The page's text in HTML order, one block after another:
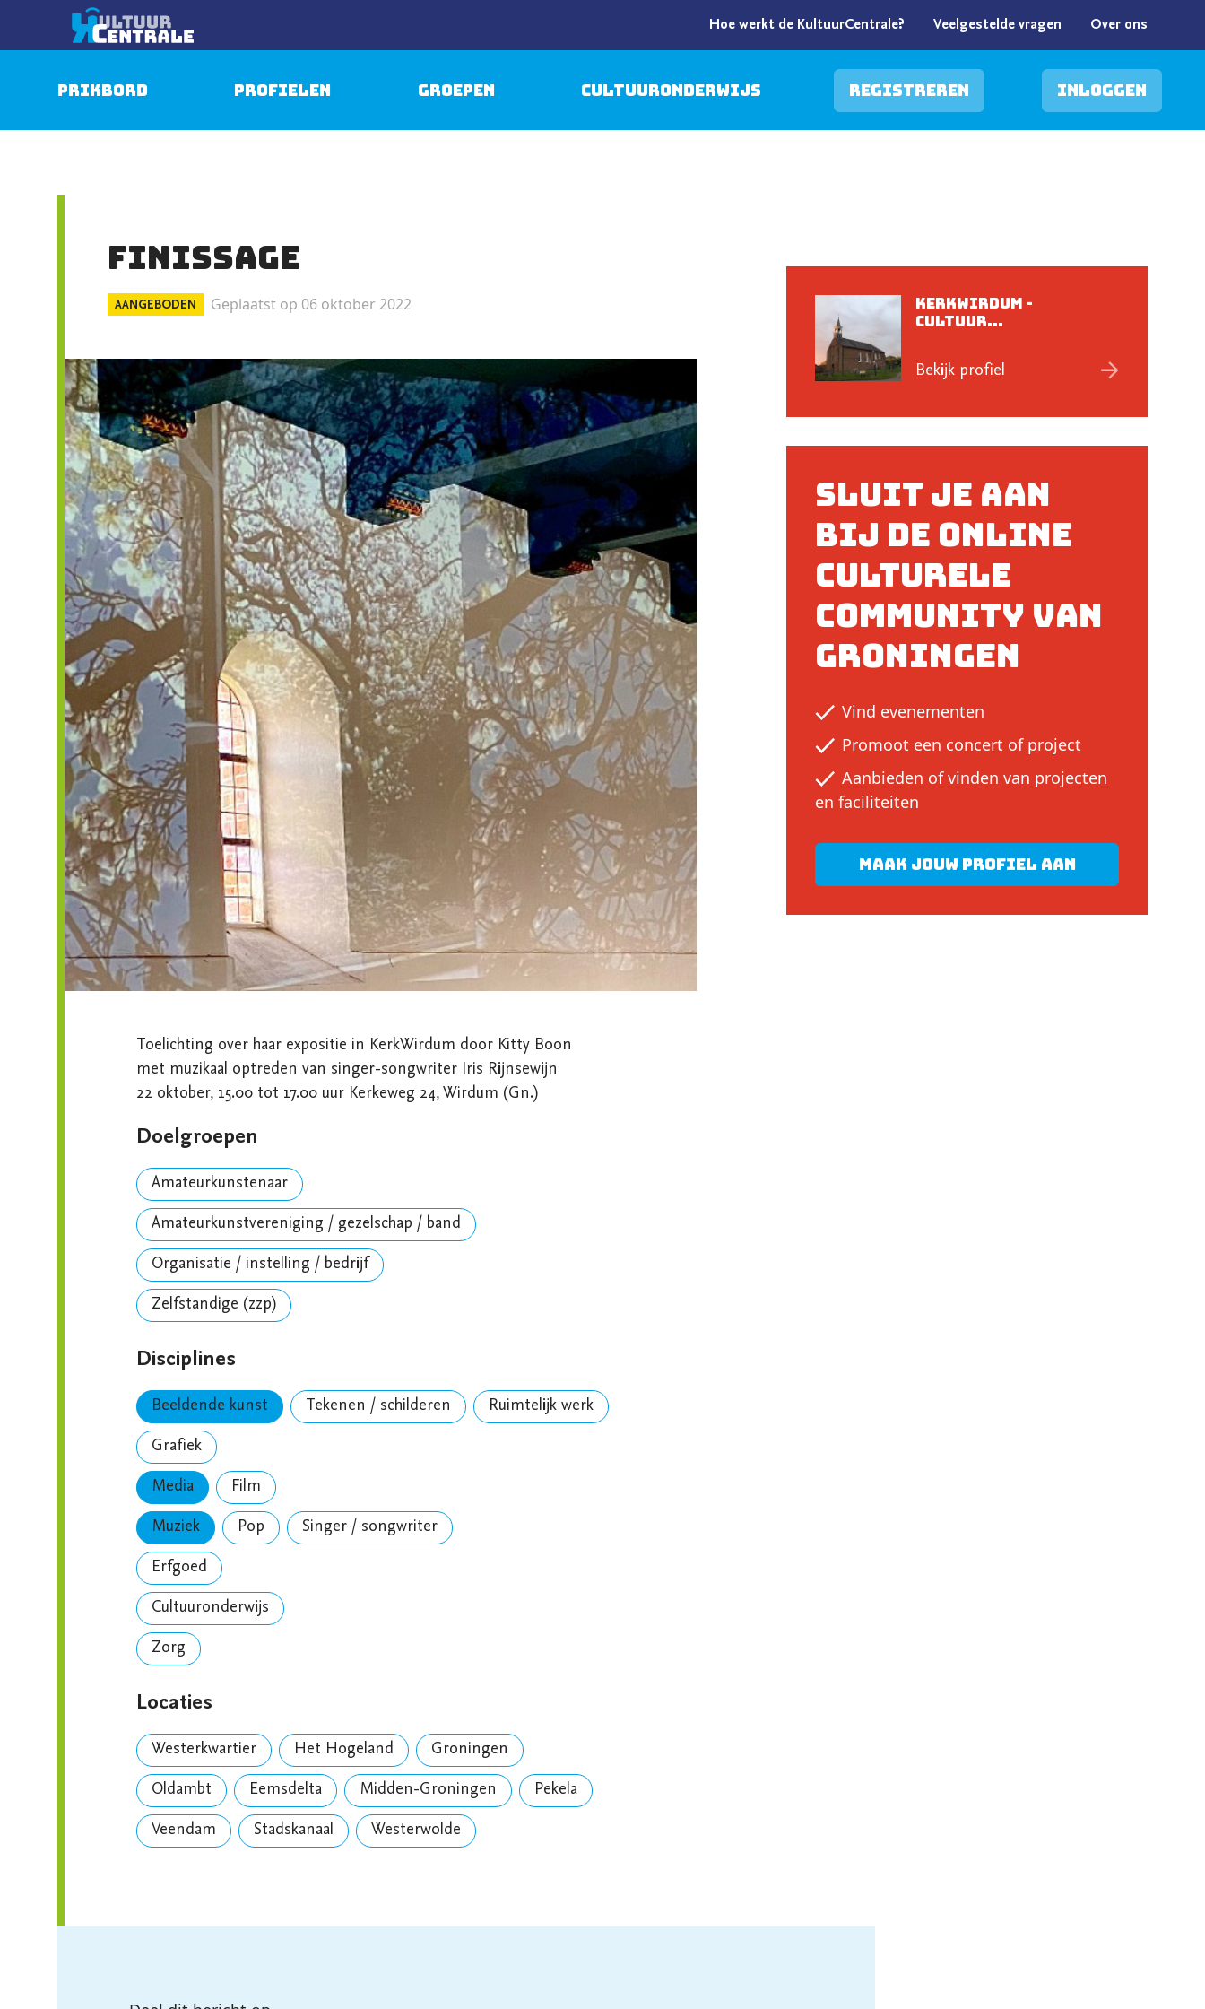
Hoe werkt de KultuurCentrale? Veelgestelde vragen Over ons
Prikbord Profielen Groepen Cultuuronderwijs Registreren Inloggen
Finissage
AANGEBODEN Geplaatst op 06 oktober 2022
Toelichting over haar expositie in KerkWirdum door Kitty Boon
met muzikaal optreden van singer-songwriter Iris Rijnsewijn
22 oktober, 15.00 tot 17.00 uur Kerkeweg 24, Wirdum (Gn.)
Doelgroepen
Amateurkunstenaar
Amateurkunstvereniging / gezelschap / band
Organisatie / instelling / bedrijf
Zelfstandige (zzp)
Disciplines
Beeldende kunst Tekenen / schilderen Ruimtelijk werk
Grafiek
Media Film
Muziek Pop Singer / songwriter
Erfgoed
Cultuuronderwijs
Zorg
Locaties
Westerkwartier Het Hogeland Groningen
Oldambt Eemsdelta Midden-Groningen Pekela
Veendam Stadskanaal Westerwolde
KerkWirdum -
Cultuur...
Bekijk profiel
Sluit je aan
bij de online
culturele
community van
Groningen
Vind evenementen
Promoot een concert of project
Aanbieden of vinden van projecten
en faciliteiten
Maak jouw profiel aan